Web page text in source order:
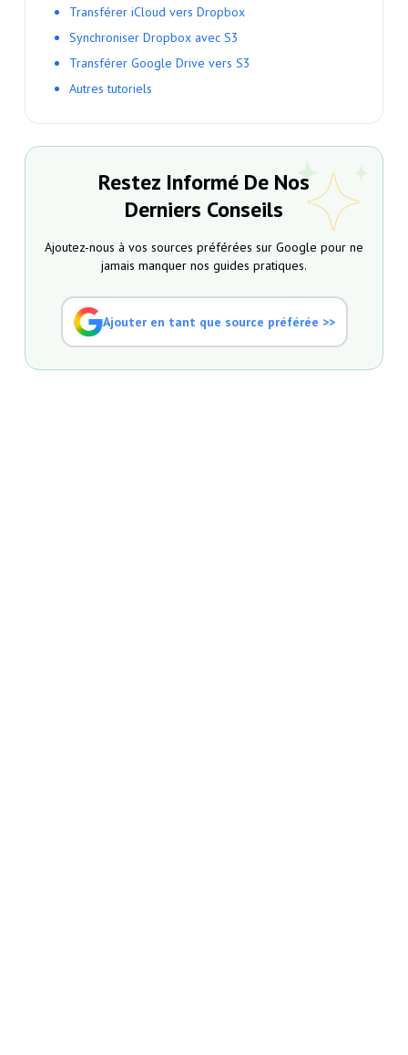
Transférer iCloud vers Dropbox
Synchroniser Dropbox avec S3
Transférer Google Drive vers S3
Autres tutoriels
Restez Informé De Nos
Derniers Conseils
Ajoutez-nous à vos sources préférées sur Google pour ne
jamais manquer nos guides pratiques.
Ajouter en tant que source préférée >>